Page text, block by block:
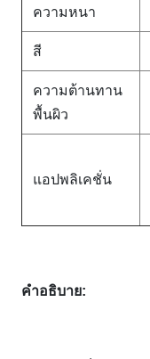
ความหนา
สี
ความต้านทาน
พื้นผิว
แอปพลิเคชั่น
คำอธิบาย: